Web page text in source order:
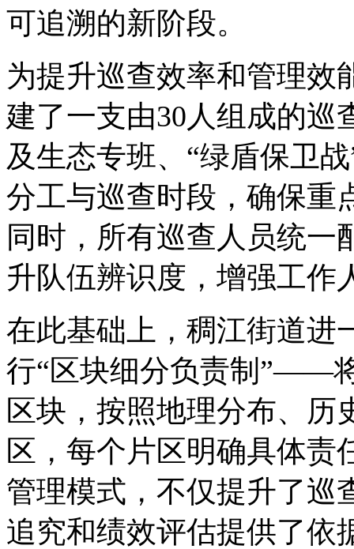
可追溯的新阶段。
为提升巡查效率和管理效
建了一支由30人组成的巡
及生态专班、“绿盾保卫
分工与巡查时段，确保重
同时，所有巡查人员统一
升队伍辨识度，增强工作
在此基础上，稠江街道进
行“区块细分负责制”——
区块，按照地理分布、历
区，每个片区明确具体责
管理模式，不仅提升了巡
追究和绩效评估提供了依